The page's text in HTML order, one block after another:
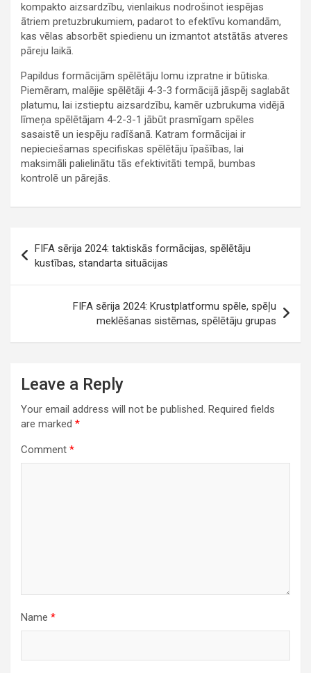
kompakto aizsardzību, vienlaikus nodrošinot iespējas
ātriem pretuzbrukumiem, padarot to efektīvu komandām,
kas vēlas absorbēt spiedienu un izmantot atstātās atveres
pāreju laikā.
Papildus formācijām spēlētāju lomu izpratne ir būtiska.
Piemēram, malējie spēlētāji 4-3-3 formācijā jāspēj saglabāt
platumu, lai izstieptu aizsardzību, kamēr uzbrukuma vidējā
līmeņa spēlētājam 4-2-3-1 jābūt prasmīgam spēles
sasaistē un iespēju radīšanā. Katram formācijai ir
nepieciešamas specifiskas spēlētāju īpašības, lai
maksimāli palielinātu tās efektivitāti tempā, bumbas
kontrolē un pārejās.
navigation
FIFA sērija 2024: taktiskās formācijas, spēlētāju
kustības, standarta situācijas
FIFA sērija 2024: Krustplatformu spēle, spēļu
meklēšanas sistēmas, spēlētāju grupas
Leave a Reply
Your email address will not be published. Required fields
are marked *
Comment *
Name *